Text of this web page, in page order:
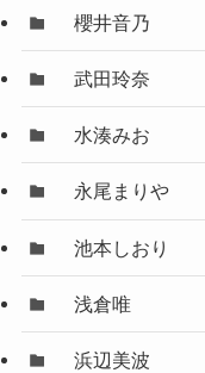
櫻井音乃
武田玲奈
水湊みお
永尾まりや
池本しおり
浅倉唯
浜辺美波